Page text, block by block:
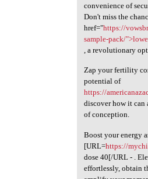
convenience of
Don't miss the
href="https://
sample-pack/
, a revolutionary
Zap your fertility
potential of
https://
discover how it can
of conception.
Boost your energy
[URL=https://
dose 40[/URL - .
effortlessly, obtain